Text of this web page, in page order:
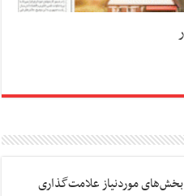
بخش‌های موردنیاز علامت‌گذاری